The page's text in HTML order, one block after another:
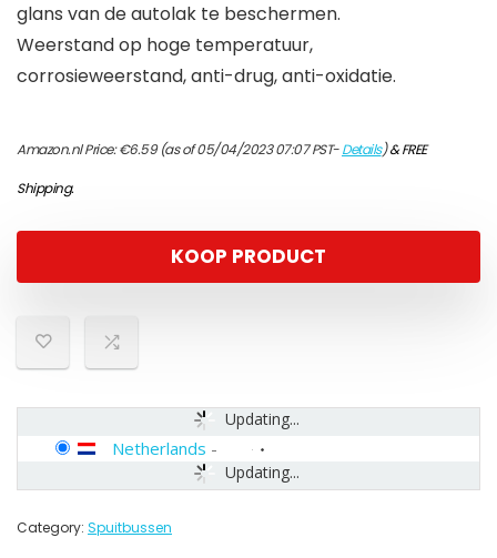
glans van de autolak te beschermen.
Weerstand op hoge temperatuur,
corrosieweerstand, anti-drug, anti-oxidatie.
Amazon.nl Price:€6.59(as of 05/04/2023 07:07 PST-Details)&FREE
Shipping.
KOOP PRODUCT
Updating...
Updating...
Netherlands -
Category: Spuitbussen